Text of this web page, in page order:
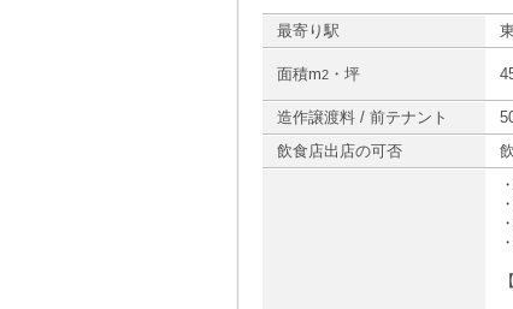
長津田駅の店舗物件・貸店舗
市が尾駅の店舗物件・貸店舗
最寄り駅
面積m2 ・坪
造作譲渡料 / 前テナント
飲食店出店の可否